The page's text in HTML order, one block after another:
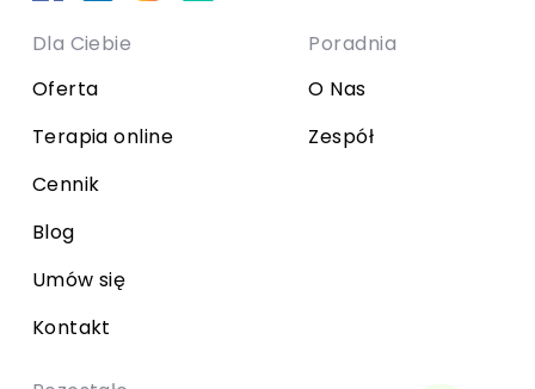
Dla Ciebie
Oferta
Terapia online
Cennik
Blog
Umów się
Kontakt
Poradnia
O Nas
Zespół